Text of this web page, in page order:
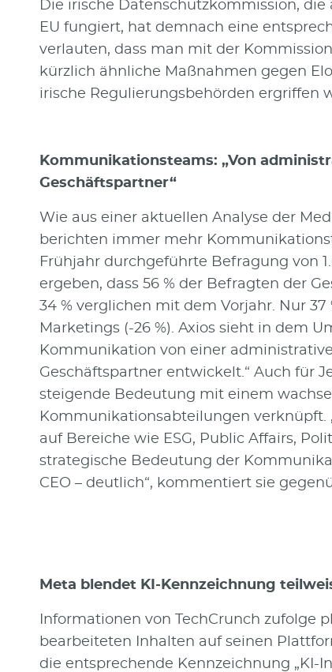
Die irische Datenschutzkommission,
EU fungiert, hat demnach eine
verlauten, dass man mit der
kürzlich ähnliche Maßnahmen gegen
irische Regulierungsbehörden ergriffen
Kommunikationsteams: „Von
Geschäftspartner“
Wie aus einer aktuellen Analyse der
berichten immer mehr
Frühjahr durchgeführte Befragung von
ergeben, dass 56 % der Befragten der
34 % verglichen mit dem Vorjahr. Nur
Marketings (-26 %). Axios sieht in dem
Kommunikation von einer
Geschäftspartner entwickelt.“ Auch für
steigende Bedeutung mit einem
Kommunikationsabteilungen verknüpft.
auf Bereiche wie ESG, Public Affairs,
strategische Bedeutung der
CEO – deutlich“, kommentiert sie
Meta blendet KI-Kennzeichnung
Informationen von TechCrunch zufolge
bearbeiteten Inhalten auf seinen
die entsprechende Kennzeichnung „KI-